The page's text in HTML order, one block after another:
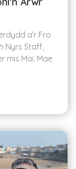
a’r Fro
Nyrs Staff,
mis Mai. Mae